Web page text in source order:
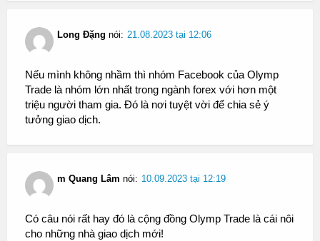
Long Đặng nói: 21.08.2023 tại 12:06
Nếu mình không nhầm thì nhóm Facebook của Olymp
Trade là nhóm lớn nhất trong ngành forex với hơn một
triệu người tham gia. Đó là nơi tuyệt vời để chia sẻ ý
tưởng giao dịch.
m Quang Lâm nói: 10.09.2023 tại 12:19
Có câu nói rất hay đó là cộng đồng Olymp Trade là cái nôi
cho những nhà giao dịch mới!